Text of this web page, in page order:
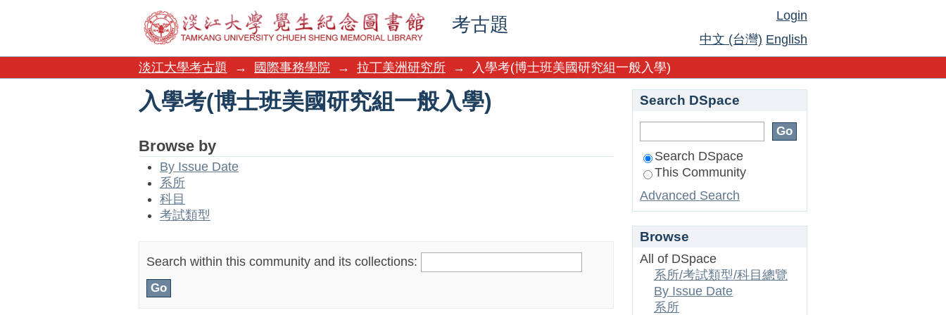
考古題
入學考(博士班美國研究組一般入學)
Login
中文 (台灣) English
淡江大學考古題
→ 國際事務學院 → 拉丁美洲研究所 → 入學考(博士班美國研究組一般入學)
入學考(博士班美國研究組一般入學)
Browse by
By Issue Date
系所
科目
考試類型
Search within this community and its collections:
Search DSpace
Search DSpace
This Community
Advanced Search
Browse
All of DSpace
系所/考試類型/科目總覽
By Issue Date
系所